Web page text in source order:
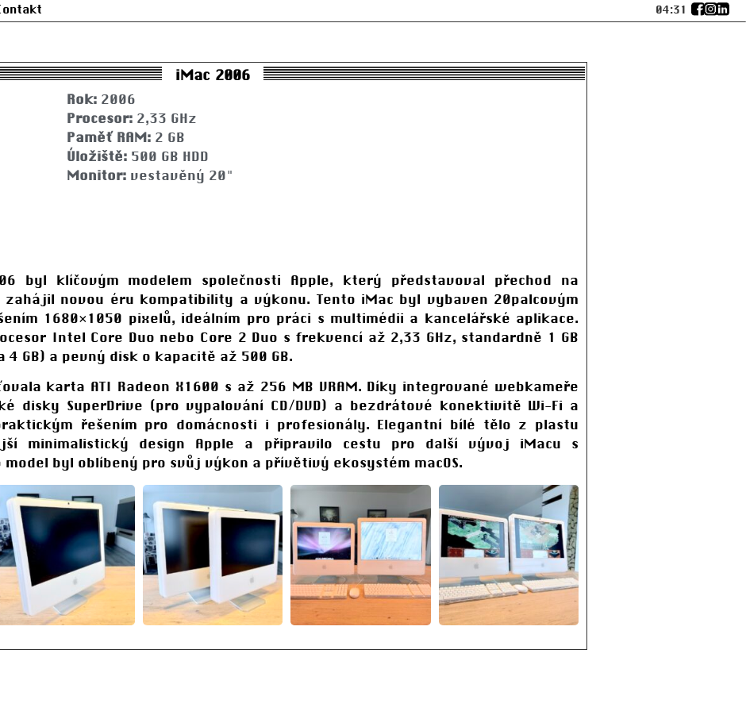
04:31
iMac 2006
Rok:2006
Procesor:2,33 GHz
Paměť RAM:2 GB
Úložiště:500 GB HDD
Monitor:vestavěný 20"
byl klíčovým modelem společnosti Apple, který představoval přechod na
novou éru kompatibility a výkonu. Tento iMac byl vybaven 20palcovým
1680×1050 pixelů, ideálním pro práci s multimédii a kancelářské aplikace.
Intel Core Duo nebo Core 2 Duo s frekvencí až 2,33 GHz, standardně 1 GB
4 GB) a pevný disk o kapacitě až 500 GB.
karta ATI Radeon X1600 s až 256 MB VRAM. Díky integrované webkameře
disky SuperDrive (pro vypalování CD/DVD) a bezdrátové konektivitě Wi-Fi a
řešením pro domácnosti i profesionály. Elegantní bílé tělo z plastu
minimalistický design Apple a připravilo cestu pro další vývoj iMacu s
model byl oblíbený pro svůj výkon a přívětivý ekosystém macOS.